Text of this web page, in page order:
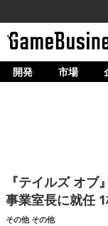
ホーム
企業動向
人材育成
開発 市場
『テイルズ オ
事業室長に就任
その他 その他